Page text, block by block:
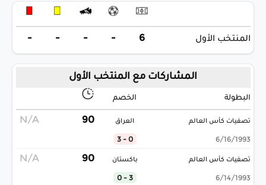
المنتخب الأول 6
-
-
-
-
المشاركات مع المنتخب الأول
البطولة الخصم
تصفيات كأس العالم
6/16/1993
العراق
0 - 3
90
N/A
تصفيات كأس العالم
6/14/1993
باكستان
3 - 0
90
N/A